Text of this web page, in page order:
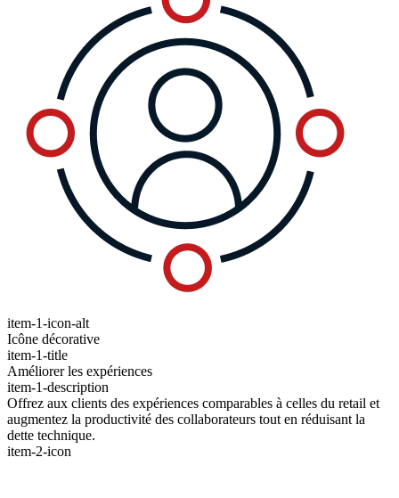
item-1-icon-alt
Icône décorative
item-1-title
Améliorer les expériences
item-1-description
Offrez aux clients des expériences comparables à celles du retail et
augmentez la productivité des collaborateurs tout en réduisant la
dette technique.
item-2-icon